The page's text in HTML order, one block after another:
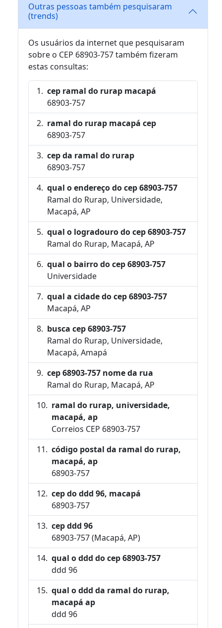
Outras pessoas também pesquisaram
(trends)
Os usuários da internet que pesquisaram
sobre o CEP 68903-757 também fizeram
estas consultas:
cep ramal do rurap macapá
68903-757
ramal do rurap macapá cep
68903-757
cep da ramal do rurap
68903-757
qual o endereço do cep 68903-757
Ramal do Rurap, Universidade,
Macapá, AP
qual o logradouro do cep 68903-757
Ramal do Rurap, Macapá, AP
qual o bairro do cep 68903-757
Universidade
qual a cidade do cep 68903-757
Macapá, AP
busca cep 68903-757
Ramal do Rurap, Universidade,
Macapá, Amapá
cep 68903-757 nome da rua
Ramal do Rurap, Macapá, AP
ramal do rurap, universidade,
macapá, ap
Correios CEP 68903-757
código postal da ramal do rurap,
macapá, ap
68903-757
cep do ddd 96, macapá
68903-757
cep ddd 96
68903-757 (Macapá, AP)
qual o ddd do cep 68903-757
ddd 96
qual o ddd da ramal do rurap,
macapá ap
ddd 96